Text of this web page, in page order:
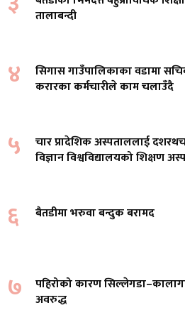
तालाबन्दी
४
सिगास गाउँपालिकाका वडामा
करारका कर्मचारीले काम चलाउँदै
५
चार प्रादेशिक अस्पताललाई
विज्ञान विश्वविद्यालयको शिक्षण
६ बैतडीमा भरुवा बन्दुक बरामद
७
पहिरोको कारण
अवरुद्ध